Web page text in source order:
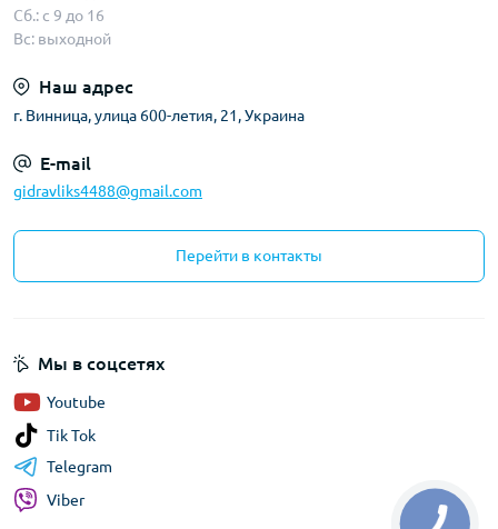
Сб.: с 9 до 16
Вс: выходной
Наш адрес
г. Винница, улица 600-летия, 21, Украина
E-mail
gidravliks4488@gmail.com
Перейти в контакты
Мы в соцсетях
Youtube
Tik Tok
Telegram
Viber